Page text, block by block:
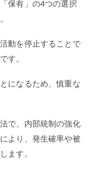
保有」の4つの選択
動を停止することで
す。
になるため、慎重な
で、内部統制の強化
より、発生確率や被
ます。